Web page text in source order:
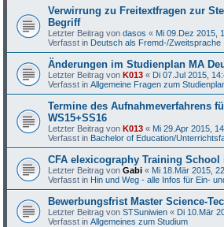
Verwirrung zu Freitextfragen zur
Begriff
Letzter Beitrag vondasos « Mi 09.Dez 2015,
Verfasst in Deutsch als Fremd-/Zweitsprache
Änderungen im Studienplan MA
Letzter Beitrag vonK013 « Di 07.Jul 2015,
Verfasst inAllgemeine Fragen zum
Termine des Aufnahmeverfahrens
WS15+SS16
Letzter Beitrag vonK013 « Mi 29.Apr 2015,
Verfasst in Bachelor of Education/
CFA elexicography Training
Letzter Beitrag vonGabi « Mi 18.Mär 2015,
Verfasst in Hin und Weg - alle Infos für Ein-
Bewerbungsfrist Master Science-
Letzter Beitrag vonSTSuniwien « Di 10.Mär
Verfasst inAllgemeines zum Studium